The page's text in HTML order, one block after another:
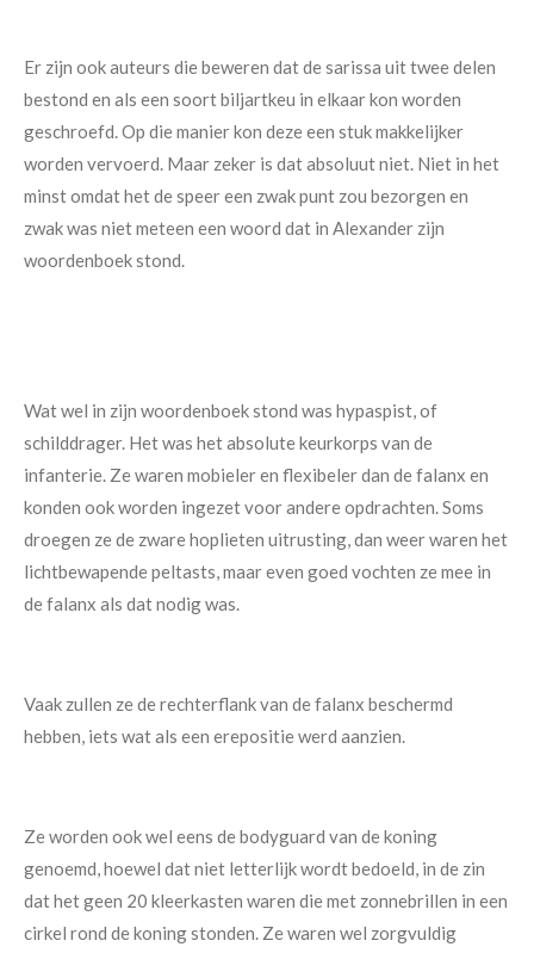
Er zijn ook auteurs die beweren dat de sarissa uit twee delen
bestond en als een soort biljartkeu in elkaar kon worden
geschroefd. Op die manier kon deze een stuk makkelijker
worden vervoerd. Maar zeker is dat absoluut niet. Niet in het
minst omdat het de speer een zwak punt zou bezorgen en
zwak was niet meteen een woord dat in Alexander zijn
woordenboek stond.
Wat wel in zijn woordenboek stond was hypaspist, of
schilddrager. Het was het absolute keurkorps van de
infanterie. Ze waren mobieler en flexibeler dan de falanx en
konden ook worden ingezet voor andere opdrachten. Soms
droegen ze de zware hoplieten uitrusting, dan weer waren het
lichtbewapende peltasts, maar even goed vochten ze mee in
de falanx als dat nodig was.
Vaak zullen ze de rechterflank van de falanx beschermd
hebben, iets wat als een erepositie werd aanzien.
Ze worden ook wel eens de bodyguard van de koning
genoemd, hoewel dat niet letterlijk wordt bedoeld, in de zin
dat het geen 20 kleerkasten waren die met zonnebrillen in een
cirkel rond de koning stonden. Ze waren wel zorgvuldig